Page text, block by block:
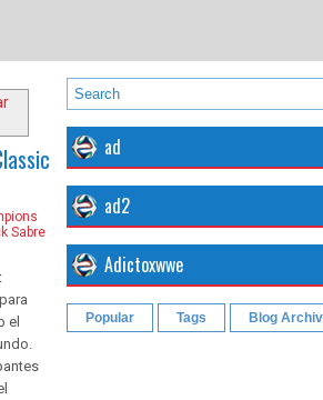
Sabre
el
ad
ad2
Adictoxwwe
Popular Tags Blog